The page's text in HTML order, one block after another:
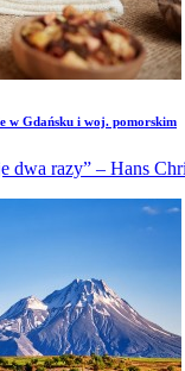
w Gdańsku i woj. pomorskim
dwa razy” – Hans